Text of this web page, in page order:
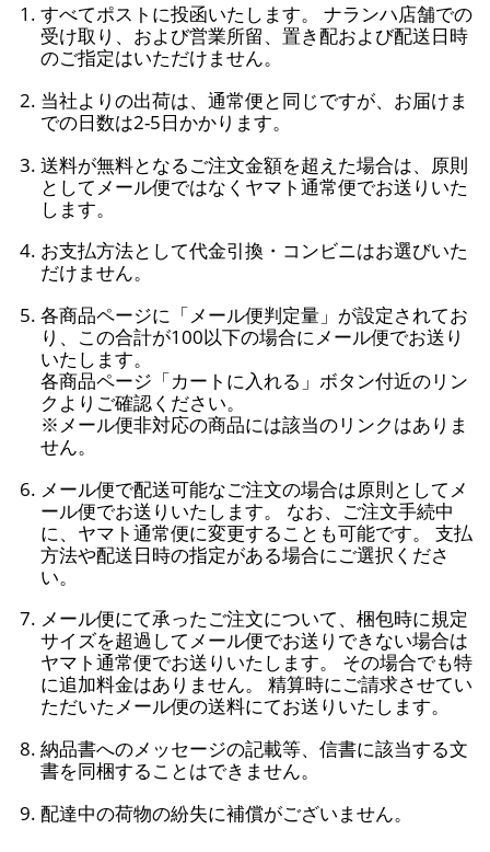
すべてポストに投函いたします。 ナランハ店舗での
受け取り、および営業所留、置き配および配送日時
のご指定はいただけません。
当社よりの出荷は、通常便と同じですが、お届けま
での日数は2-5日かかります。
送料が無料となるご注文金額を超えた場合は、原則
としてメール便ではなくヤマト通常便でお送りいた
します。
お支払方法として代金引換・コンビニはお選びいた
だけません。
各商品ページに「メール便判定量」が設定されてお
り、この合計が100以下の場合にメール便でお送り
いたします。
各商品ページ「カートに入れる」ボタン付近のリン
クよりご確認ください。
※メール便非対応の商品には該当のリンクはありま
せん。
メール便で配送可能なご注文の場合は原則としてメ
ール便でお送りいたします。 なお、ご注文手続中
に、ヤマト通常便に変更することも可能です。 支払
方法や配送日時の指定がある場合にご選択くださ
い。
メール便にて承ったご注文について、梱包時に規定
サイズを超過してメール便でお送りできない場合は
ヤマト通常便でお送りいたします。 その場合でも特
に追加料金はありません。 精算時にご請求させてい
ただいたメール便の送料にてお送りいたします。
納品書へのメッセージの記載等、信書に該当する文
書を同梱することはできません。
配達中の荷物の紛失に補償がございません。